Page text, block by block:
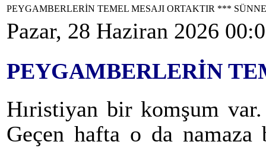
PEYGAMBERLERİN TEMEL MESAJI ORTAKTIR ***
Pazar, 28 Haziran 2026
PEYGAMBERLERİN
Hıristiyan bir komşum
Geçen hafta o da namaza